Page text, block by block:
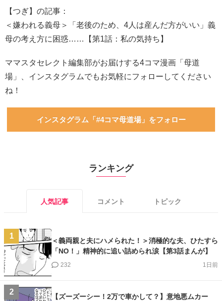
【つぎ】の記事：
＜嫌われる義母＞「老後のため、4人は産んだ方がいい」義
母の考え方に困惑……【第1話：私の気持ち】
ママスタセレクト編集部がお届けする4コマ漫画「母道
場」、インスタグラムでもお気軽にフォローしてください
ね！
インスタグラム「#4コマ母道場」をフォロー
ランキング
人気記事 コメント トピック
1
＜義両親と夫にハメられた！＞消極的な夫、ひたすら
「NO！」精神的に追い詰められ涙【第3話まんが】
1日前
232
2
【ズーズーシー！2万で車かして？】意地悪ムカー